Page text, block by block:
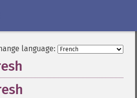
language: